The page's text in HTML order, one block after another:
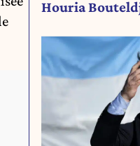
Houria